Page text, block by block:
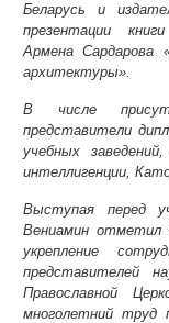
Беларусь и
презентации
Армена Сардарова
архитектуры».
В числе
представители
учебных
интеллигенции,
Выступая перед
Вениамин отметил
укрепление
представителей
Православной
многолетний труд